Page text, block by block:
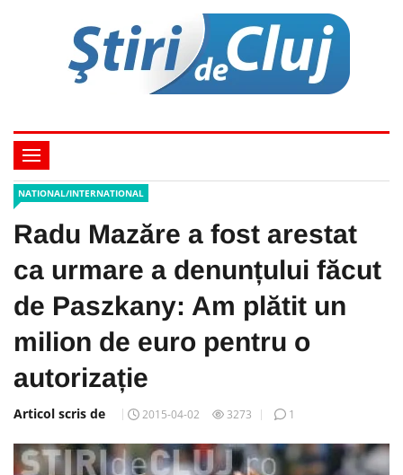
NATIONAL/INTERNATIONAL
Radu Mazăre a fost arestat
ca urmare a denunțului făcut
de Paszkany: Am plătit un
milion de euro pentru o
autorizație
Articol scris de 2015-04-02 3273 1